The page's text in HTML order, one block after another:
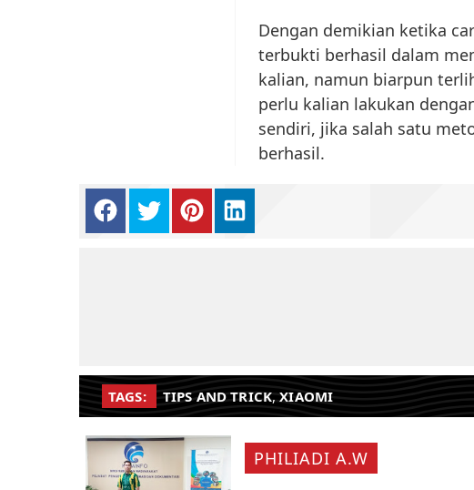
Dengan demikian ketika
terbukti berhasil dalam
kalian, namun biarpun
perlu kalian lakukan
sendiri, jika salah satu
berhasil.
TAGS: TIPS AND TRICK,XIAOMI
PHILIADI A.W